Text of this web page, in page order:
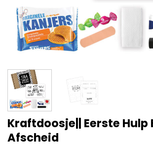
Kraftdoosje|| Eerste Hulp
Afscheid